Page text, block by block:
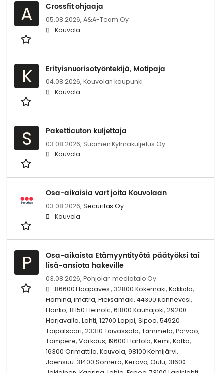
A Crossfit ohjaaja
05.08.2026, A&A-Team Oy
Kouvola
K Erityisnuorisotyöntekijä, Motipaja
04.08.2026, Kouvolan kaupunki
Kouvola
S Pakettiauton kuljettaja
03.08.2026, Suomen Kylmäkuljetus Oy
Kouvola
Osa-aikaisia vartijoita Kouvolaan
03.08.2026, Securitas Oy
Kouvola
P
Osa-aikaista Etämyyntityötä päätyöksi tai
lisä-ansiota hakeville
03.08.2026, Pohjolan mediatalo Oy
86600 Haapavesi, 32800 Kokemäki, Kokkola,
Hamina, Imatra, Pieksämäki, 44300 Konnevesi,
Hanko, 18150 Heinola, 61800 Kauhajoki, 29200
Harjavalta, Lahti, 12700 Loppi, Sipoo, 54920
Taipalsaari, 23310 Taivassalo, Tammela, Porvoo,
Tampere, Varkaus, 19600 Hartola, Kemi, Kotka,
16300 Orimattila, Kouvola, 98100 Kemijärvi,
Joensuu, 31400 Somero, Kerava, Oulu, 31600